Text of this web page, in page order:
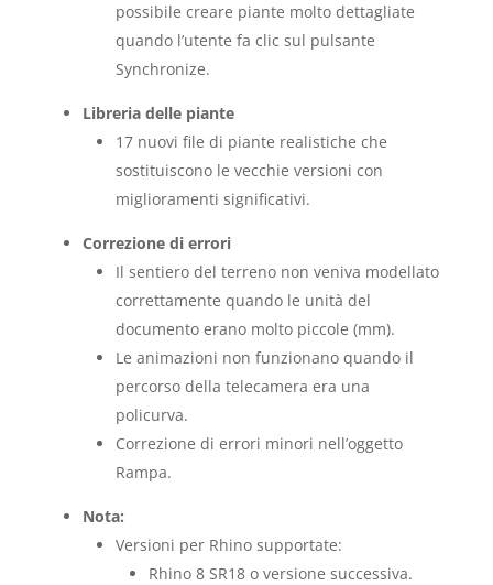
possibile creare piante molto dettagliate
quando l’utente fa clic sul pulsante
Synchronize.
Libreria delle piante
17 nuovi file di piante realistiche che
sostituiscono le vecchie versioni con
miglioramenti significativi.
Correzione di errori
Il sentiero del terreno non veniva modellato
correttamente quando le unità del
documento erano molto piccole (mm).
Le animazioni non funzionano quando il
percorso della telecamera era una
policurva.
Correzione di errori minori nell’oggetto
Rampa.
Nota:
Versioni per Rhino supportate:
Rhino 8 SR18 o versione successiva.